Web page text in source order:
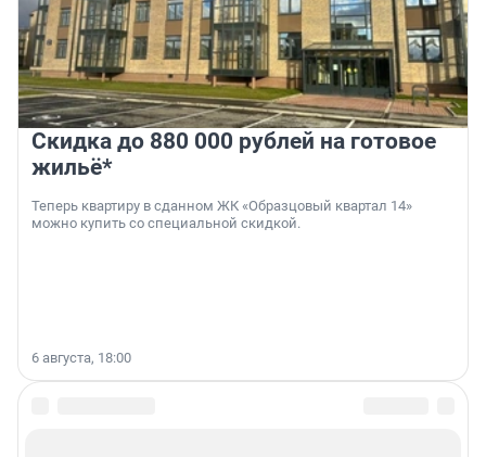
Скидка до 880 000 рублей на готовое
жильё*
Теперь квартиру в сданном ЖК «Образцовый квартал 14»
можно купить со специальной скидкой.
6 августа, 18:00